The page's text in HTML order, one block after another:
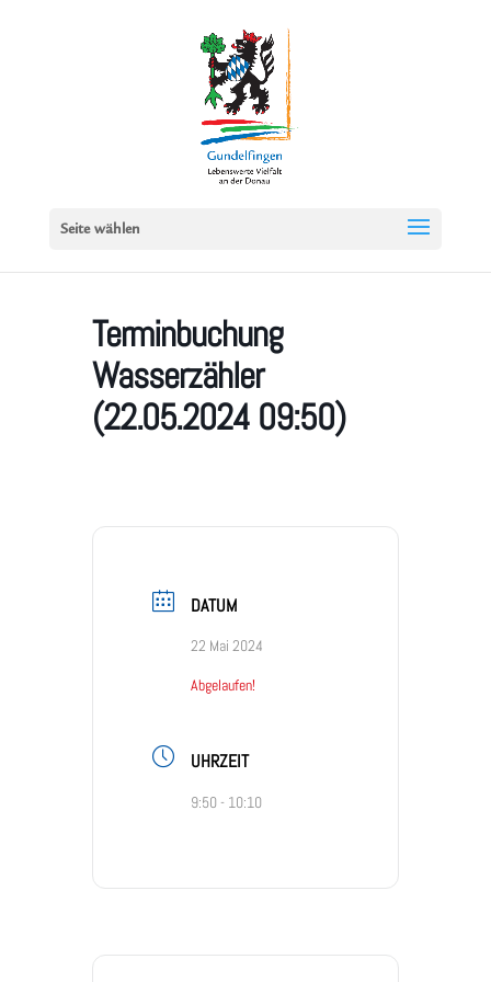
Seite wählen
Terminbuchung
Wasserzähler
(22.05.2024 09:50)
DATUM
22 Mai 2024
Abgelaufen!
UHRZEIT
9:50 - 10:10